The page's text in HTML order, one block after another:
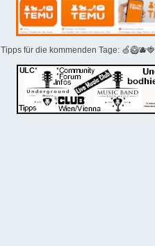
Tipps für die kommenden Tage: